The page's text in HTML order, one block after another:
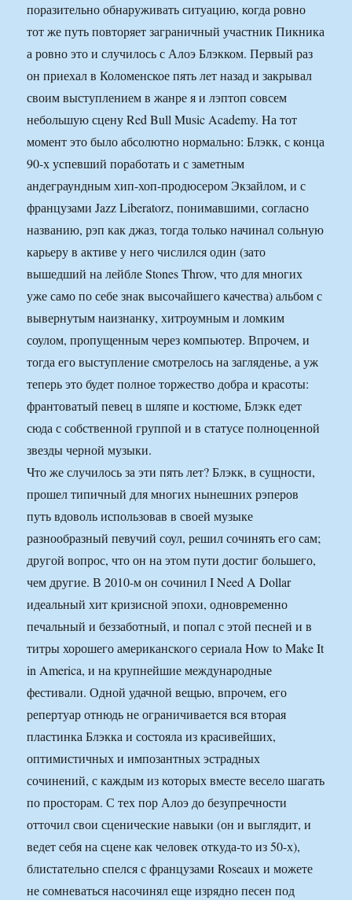
поразительно обнаруживать ситуацию, когда ровно
тот же путь повторяет заграничный участник Пикника
а ровно это и случилось с Алоэ Блэкком. Первый раз
он приехал в Коломенское пять лет назад и закрывал
своим выступлением в жанре я и лэптоп совсем
небольшую сцену Red Bull Music Academy. На тот
момент это было абсолютно нормально: Блэкк, с конца
90-х успевший поработать и с заметным
андеграундным хип-хоп-продюсером Экзайлом, и с
французами Jazz Liberatorz, понимавшими, согласно
названию, рэп как джаз, тогда только начинал сольную
карьеру в активе у него числился один (зато
вышедший на лейбле Stones Throw, что для многих
уже само по себе знак высочайшего качества) альбом с
вывернутым наизнанку, хитроумным и ломким
соулом, пропущенным через компьютер. Впрочем, и
тогда его выступление смотрелось на загляденье, а уж
теперь это будет полное торжество добра и красоты:
франтоватый певец в шляпе и костюме, Блэкк едет
сюда с собственной группой и в статусе полноценной
звезды черной музыки.
Что же случилось за эти пять лет? Блэкк, в сущности,
прошел типичный для многих нынешних рэперов
путь вдоволь использовав в своей музыке
разнообразный певучий соул, решил сочинять его сам;
другой вопрос, что он на этом пути достиг большего,
чем другие. В 2010-м он сочинил I Need A Dollar
идеальный хит кризисной эпохи, одновременно
печальный и беззаботный, и попал с этой песней и в
титры хорошего американского сериала How to Make It
in America, и на крупнейшие международные
фестивали. Одной удачной вещью, впрочем, его
репертуар отнюдь не ограничивается вся вторая
пластинка Блэкка и состояла из красивейших,
оптимистичных и импозантных эстрадных
сочинений, с каждым из которых вместе весело шагать
по просторам. С тех пор Алоэ до безупречности
отточил свои сценические навыки (он и выглядит, и
ведет себя на сцене как человек откуда-то из 50-х),
блистательно спелся с французами Roseaux и можете
не сомневаться насочинял еще изрядно песен под